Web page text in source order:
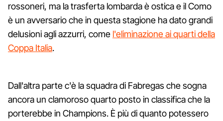
rossoneri, ma la trasferta lombarda è ostica e il Como
è un avversario che in questa stagione ha dato grandi
delusioni agli azzurri, come l'eliminazione ai quarti della
Coppa Italia.
Dall'altra parte c'è la squadra di Fabregas che sogna
ancora un clamoroso quarto posto in classifica che la
porterebbe in Champions. È più di quanto potessero